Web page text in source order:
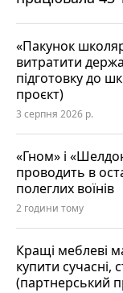
«Пакунок
витратити
підготовку до
проєкт)
3 серпня 2026 р.
«Гном» і
проводить в
полеглих воїнів
2 години тому
Кращі меблеві
купити сучасні,
(партнерський